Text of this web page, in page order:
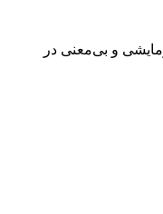
و بی‌معنی در